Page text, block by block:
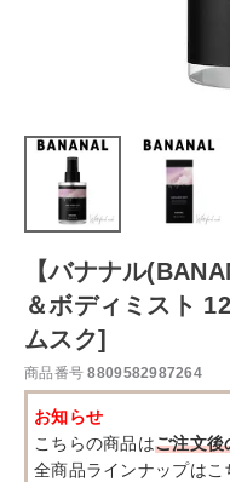
【バナナル
＆ボディミスト
ムスク]
商品番号 8809582987264
お知らせ
こちらの商品はご注文後
全商品ラインナップはこ